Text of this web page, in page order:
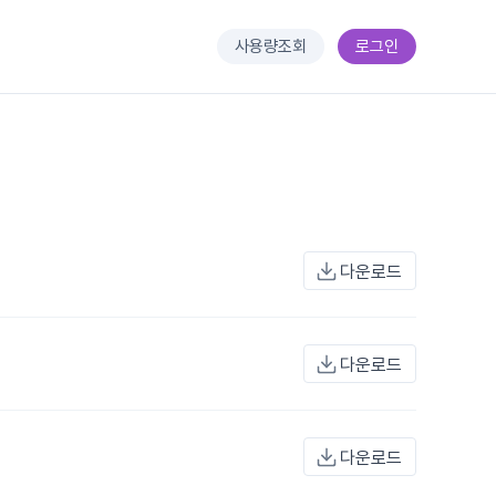
사용량조회 로그인
다운로드
다운로드
다운로드